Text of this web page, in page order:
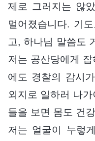
제로 그러지는 않
멀어졌습니다. 기
고, 하나님 말씀도
저는 공산당에게
에도 경찰의 감시
외지로 일하러 나
들을 보면 몸도 건
저는 얼굴이 누렇